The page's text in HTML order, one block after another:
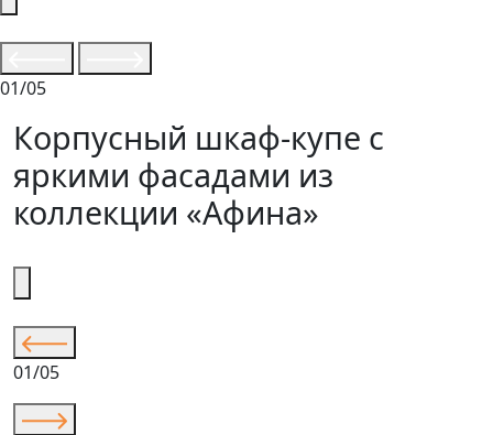
01/05
Корпусный шкаф-купе с
яркими фасадами из
коллекции «Афина»
01/05